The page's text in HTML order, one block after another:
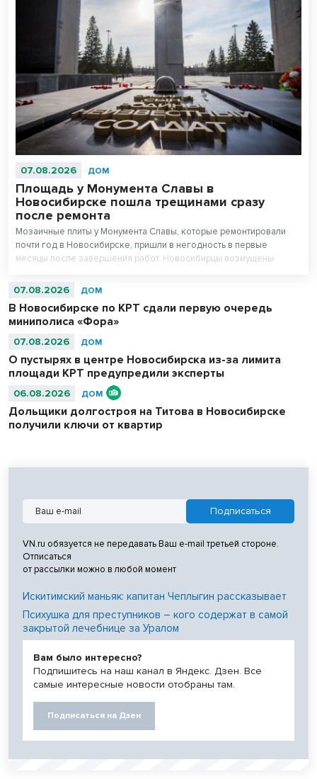
07.08.2026 ДОМ
Площадь у Монумента Славы в
Новосибирске пошла трещинами сразу
после ремонта
Мозаичные плиты у Монумента Славы, которые ремонтировали
почти год в Новосибирске, пришли в негодность в первые
месяцы после завершения работ. Новосибирцы возмущены
07.08.2026 ДОМ
В Новосибирске по КРТ сдали первую очередь
миниполиса «Фора»
07.08.2026 ДОМ
О пустырях в центре Новосибирска из-за лимита
площади КРТ предупредили эксперты
06.08.2026 ДОМ
Дольщики долгостроя на Титова в Новосибирске
получили ключи от квартир
VN.ru обязуется не передавать Ваш e-mail третьей стороне.
Отписаться
от рассылки можно в любой момент
Искитимский маньяк: капитан Чеплыгин рассказывает
Психушка для преступников – кого содержат в самой
закрытой лечебнице за Уралом
Вам было интересно?
Подпишитесь на наш канал в Яндекс. Дзен. Все
самые интересные новости отобраны там.
Подписаться на Дзен